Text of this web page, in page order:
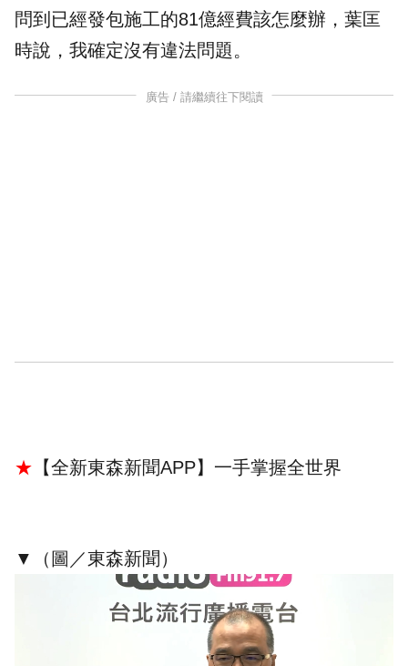
問到已經發包施工的81億經費該怎麼辦，葉匡
時說，我確定沒有違法問題。
廣告 / 請繼續往下閱讀
★ 【全新東森新聞APP】一手掌握全世界
▼（圖／東森新聞）